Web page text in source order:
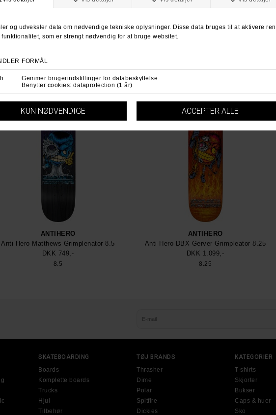
Spørg om varen Tip en ven
ANDRE KØBTE OGSÅ
ANTIHERO
Anti Hero Matthews Grimplenator 8.5
DKK 749,-
8.5
ANTIHERO
Anti Hero DBX Gerver Grimpleator 8.25
DKK 1.099,-
8.25
SKATEBOARDING
Boards
Komplette boards
Trucks
Hjul
Tilbehør
TØJ BRANDS
Thrasher
Dime
Polar
Spitfire
Dickies
KATEGORIER
T-shirts
Skjorter
Bukser
Caps & huer
Sko